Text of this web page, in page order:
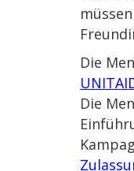
Die
Die